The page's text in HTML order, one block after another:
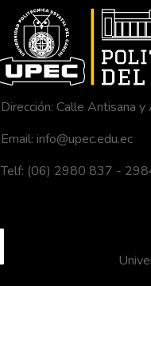
Dirección: Calle Antisana y
Email: info@upec.edu.ec
Telf: (06) 2980 837 -